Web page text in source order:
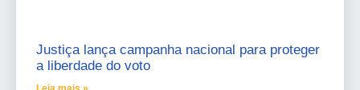
Justiça lança campanha nacional para proteger
a liberdade do voto